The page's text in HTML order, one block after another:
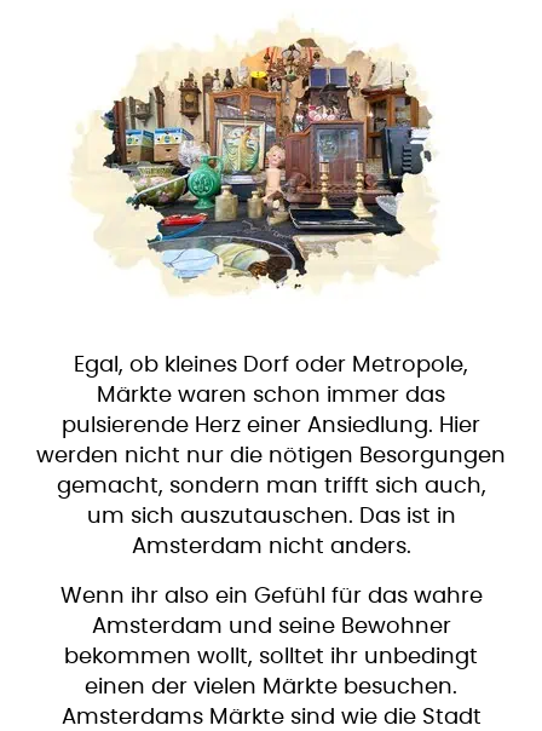
Egal, ob kleines Dorf oder Metropole,
Märkte waren schon immer das
pulsierende Herz einer Ansiedlung. Hier
werden nicht nur die nötigen Besorgungen
gemacht, sondern man trifft sich auch,
um sich auszutauschen. Das ist in
Amsterdam nicht anders.
Wenn ihr also ein Gefühl für das wahre
Amsterdam und seine Bewohner
bekommen wollt, solltet ihr unbedingt
einen der vielen Märkte besuchen.
Amsterdams Märkte sind wie die Stadt